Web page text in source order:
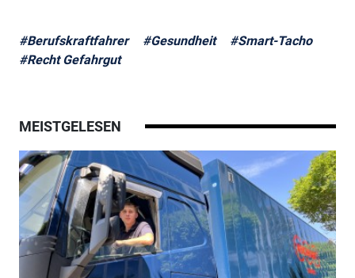
#Berufskraftfahrer #Gesundheit
#Smart-Tacho
#Recht Gefahrgut
MEISTGELESEN